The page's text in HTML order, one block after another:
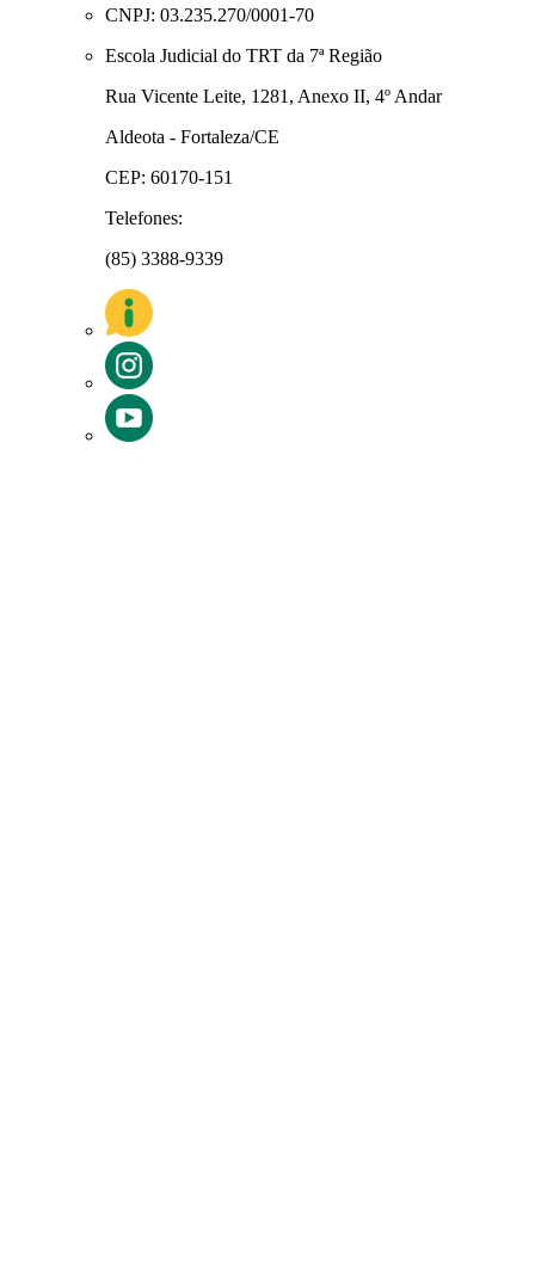
CNPJ: 03.235.270/0001-70
Escola Judicial do TRT da 7ª Região
Rua Vicente Leite, 1281, Anexo II, 4º Andar
Aldeota - Fortaleza/CE
CEP: 60170-151
Telefones:
(85) 3388-9339